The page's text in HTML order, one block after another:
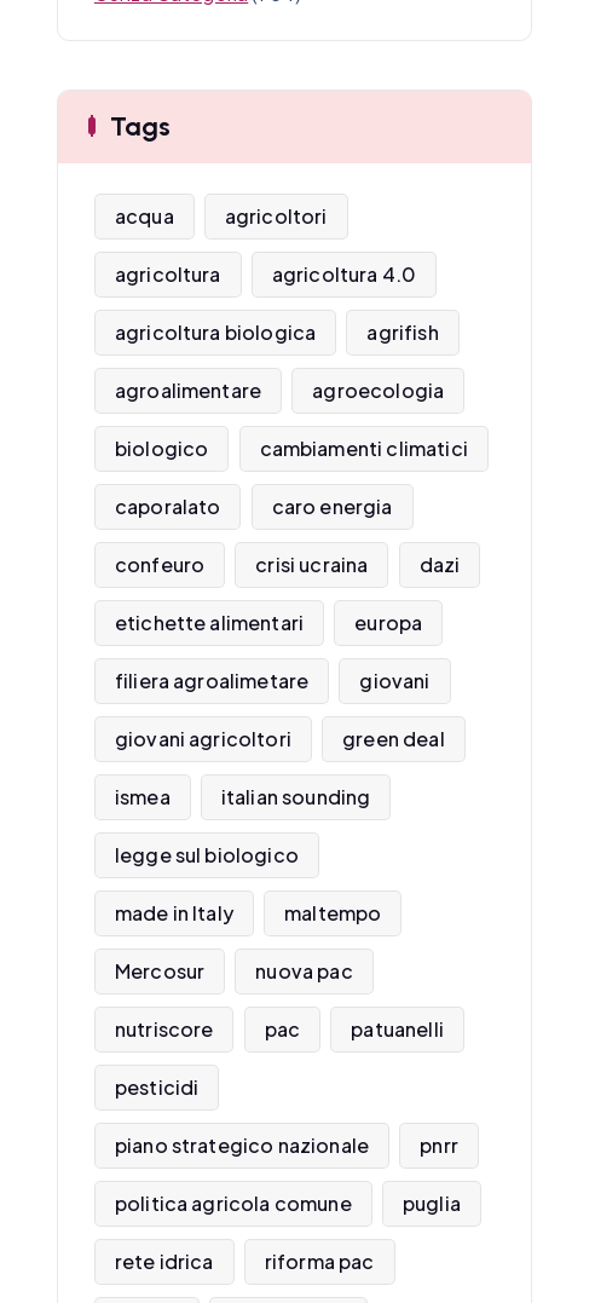
Tags
acqua agricoltori
agricoltura agricoltura 4.0
agricoltura biologica agrifish
agroalimentare agroecologia
biologico cambiamenti climatici
caporalato caro energia
confeuro crisi ucraina dazi
etichette alimentari europa
filiera agroalimetare giovani
giovani agricoltori green deal
ismea italian sounding
legge sul biologico
made in Italy maltempo
Mercosur nuova pac
nutriscore pac patuanelli
pesticidi
piano strategico nazionale pnrr
politica agricola comune puglia
rete idrica riforma pac